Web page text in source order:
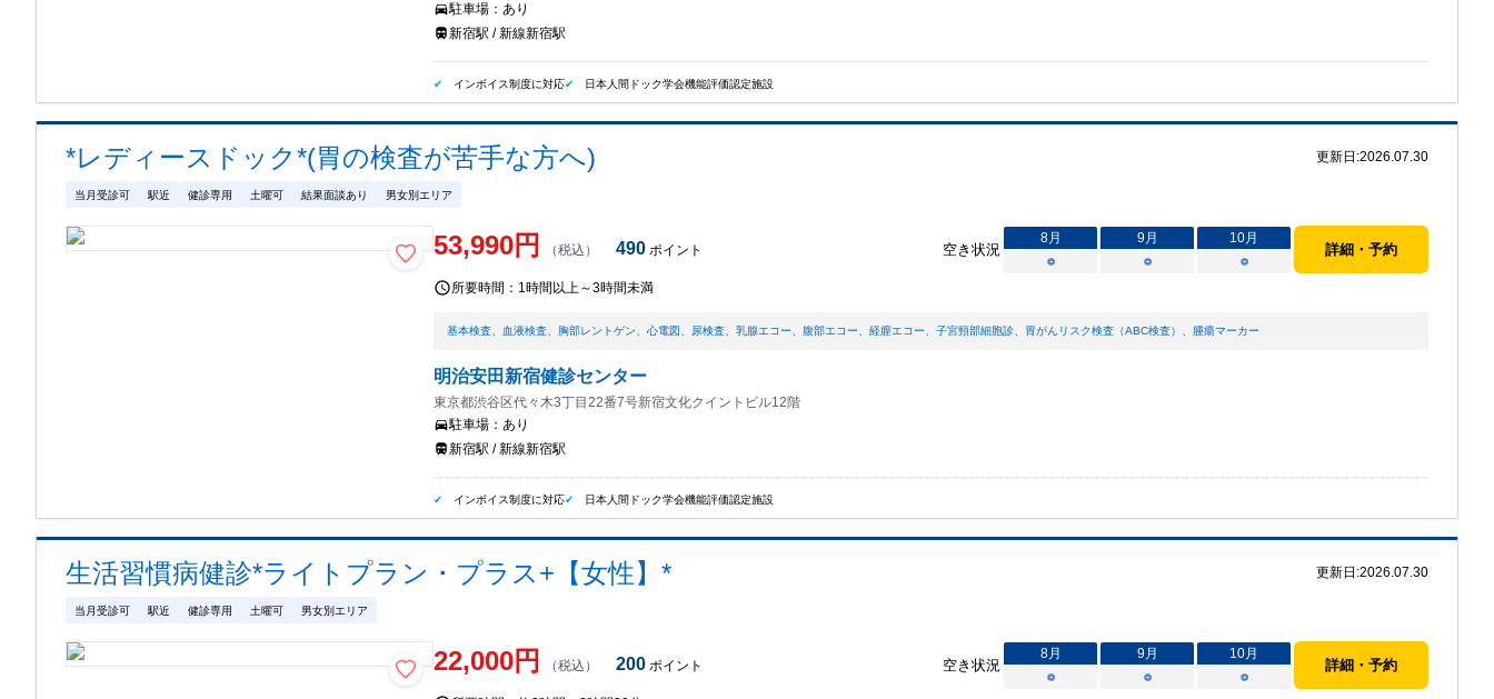
駐車場：あり
新宿駅 / 新線新宿駅
インボイス制度に対応 日本人間ドック学会機能評価認定施設
*レディースドック*(胃の検査が苦手な方へ) 更新日:2026.07.30
当月受診可 駅近 健診専用 土曜可 結果面談あり 男女別エリア
53,990円 （税込） 490 ポイント 空き状況
8月 9月 10月
○
○ ○
詳細・予約
所要時間： 1時間以上～3時間未満
基本検査 血液検査 胸部レントゲン 、心電図 尿検査 、乳腺エコー 腹部エコー 、経膣エコー 、子宮頸部細胞診 胃がんリスク検査（ABC検査） 腫瘍マーカー
明治安田新宿健診センター
東京都渋谷区代々木3丁目22番7号新宿文化クイントビル12階
駐車場：あり
新宿駅 / 新線新宿駅
インボイス制度に対応 日本人間ドック学会機能評価認定施設
生活習慣病健診*ライトプラン・プラス+【女性】* 更新日:2026.07.30
当月受診可 駅近 健診専用 土曜可 男女別エリア
22,000円 （税込） 200 ポイント 空き状況
8月 9月 10月
○
○ ○
詳細・予約